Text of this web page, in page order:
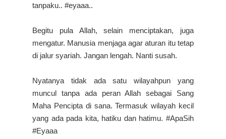
tanpaku.. #eyaaa..
Begitu pula Allah, selain menciptakan, juga
mengatur. Manusia menjaga agar aturan itu tetap
di jalur syariah. Jangan lengah. Nanti susah.
Nyatanya tidak ada satu wilayahpun yang
muncul tanpa ada peran Allah sebagai Sang
Maha Pencipta di sana. Termasuk wilayah kecil
yang ada pada kita, hatiku dan hatimu. #ApaSih
#Eyaaa